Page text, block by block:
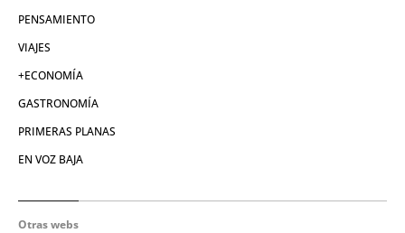
PENSAMIENTO
VIAJES
+ECONOMÍA
GASTRONOMÍA
PRIMERAS PLANAS
EN VOZ BAJA
Otras webs